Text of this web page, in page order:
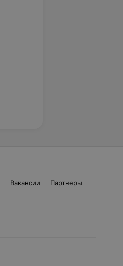
Вакансии
Партнеры